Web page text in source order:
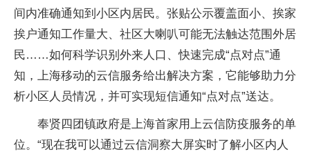
间内准确通知到小区内居民。张贴公示覆盖面小、挨家
挨户通知工作量大、社区大喇叭可能无法触达范围外居
民……如何科学识别外来人口、快速完成“点对点”通
知，上海移动的云信服务给出解决方案，它能够助力分
析小区人员情况，并可实现短信通知“点对点”送达。
奉贤四团镇政府是上海首家用上云信防疫服务的单
位。“现在我可以通过云信洞察大屏实时了解小区内人